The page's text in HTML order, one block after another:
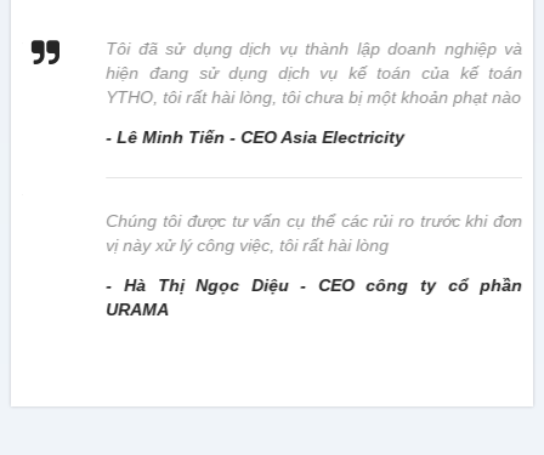
Tôi đã sử dụng dịch vụ thành lập doanh nghiệp và
hiện đang sử dụng dịch vụ kế toán của kế toán
YTHO, tôi rất hài lòng, tôi chưa bị một khoản phạt nào
- Lê Minh Tiến - CEO Asia Electricity
Chúng tôi được tư vấn cụ thể các rủi ro trước khi đơn
vị này xử lý công việc, tôi rất hài lòng
- Hà Thị Ngọc Diệu - CEO công ty cổ phần
URAMA